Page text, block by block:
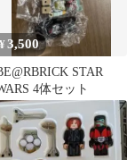
¥3,500
STAR
4体セット